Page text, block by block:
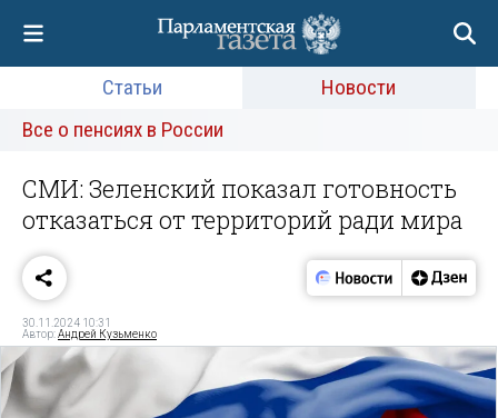
Статьи
Новости
Все о пенсиях в России
СМИ: Зеленский показал готовность
отказаться от территорий ради мира
30.11.2024 10:31
Автор:Андрей Кузьменко